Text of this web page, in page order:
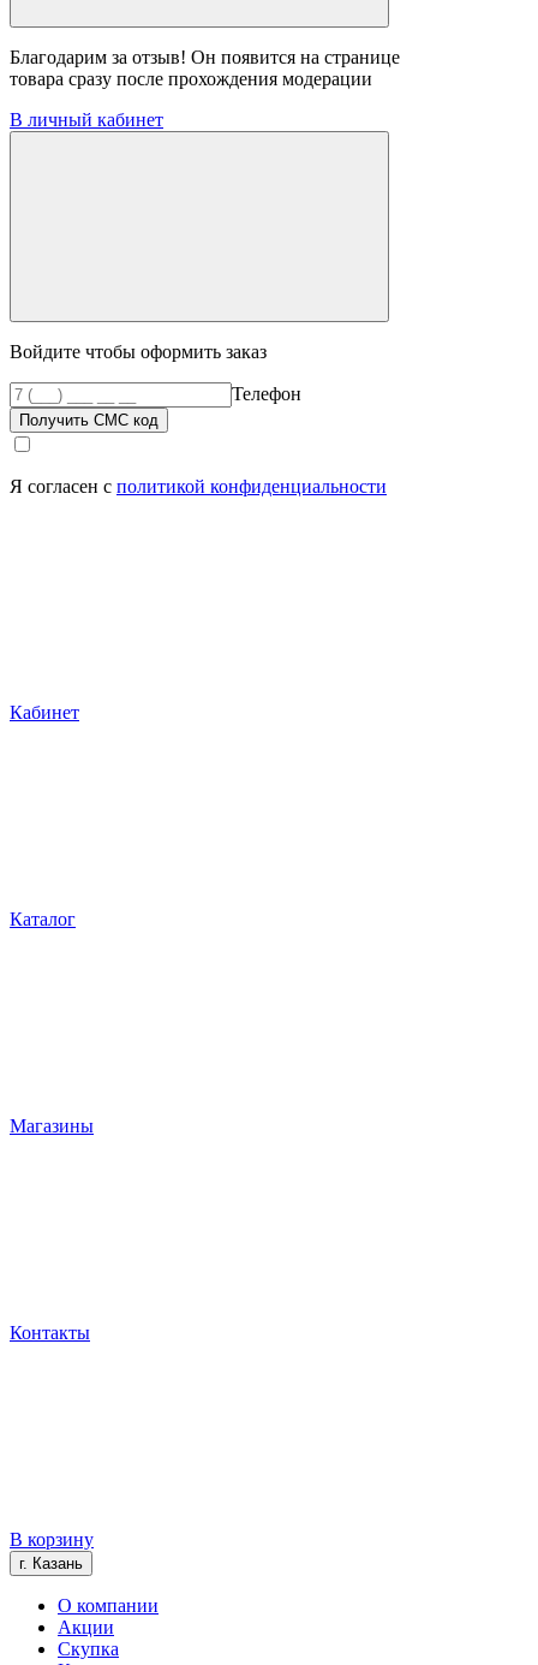
Благодарим за отзыв! Он появится на странице
товара сразу после прохождения модерации
В личный кабинет
Войдите чтобы оформить заказ
Телефон
Получить СМС код
Я согласен с политикой конфиденциальности
Кабинет
Каталог
Магазины
Контакты
В корзину
г. Казань
О компании
Акции
Скупка